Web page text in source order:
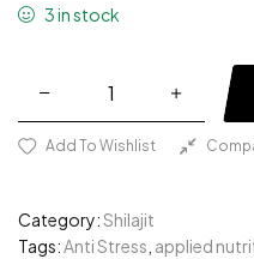
3 in stock
Add To Wishlist
Category:Shilajit
Tags:Anti Stress applied